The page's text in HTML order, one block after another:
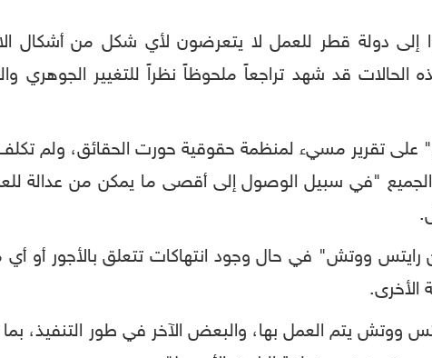
إلى دولة قطر للعمل لا يتعرضون لأي شكل من أشكال
الحالات قد شهد تراجعاً ملحوظاً نظراً للتغيير الجوهري
على تقرير مسيء لمنظمة حقوقية حورت الحقائق، ولم
"في سبيل الوصول إلى أقصى ما يمكن من عدالة
رايتس ووتش" في حال وجود انتهاكات تتعلق بالأجور أو
الأخرى.
ووتش يتم العمل بها، والبعض الآخر في طور التنفيذ،